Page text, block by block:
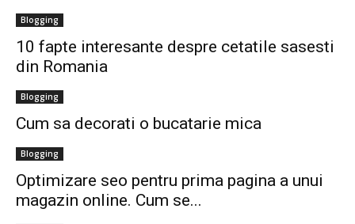
Blogging
10 fapte interesante despre cetatile sasesti
din Romania
Blogging
Cum sa decorati o bucatarie mica
Blogging
Optimizare seo pentru prima pagina a unui
magazin online. Cum se...